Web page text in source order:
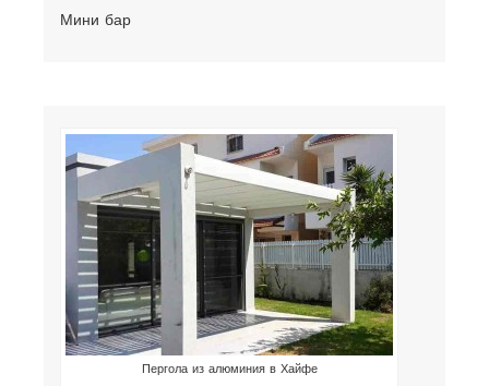
Мини бар
Пергола из алюминия в Хайфе